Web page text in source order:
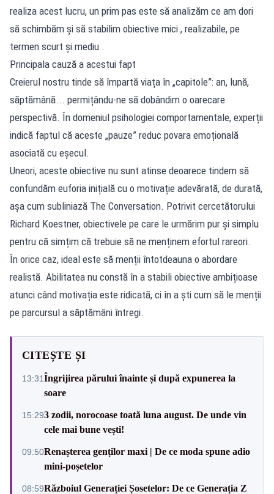
realiza acest lucru, un prim pas este să analizăm ce am dori
să schimbăm și să stabilim obiective mici , realizabile, pe
termen scurt și mediu .
Principala cauză a acestui fapt
Creierul nostru tinde să împartă viața în „capitole”: an, lună,
săptămână... permițându-ne să dobândim o oarecare
perspectivă. În domeniul psihologiei comportamentale, experții
indică faptul că aceste „pauze” reduc povara emoțională
asociată cu eșecul.
Uneori, aceste obiective nu sunt atinse deoarece tindem să
confundăm euforia inițială cu o motivație adevărată, de durată,
așa cum subliniază The Conversation. Potrivit cercetătorului
Richard Koestner, obiectivele pe care le urmărim pur și simplu
pentru că simțim că trebuie să ne menținem efortul rareori.
În orice caz, ideal este să menții întotdeauna o abordare
realistă. Abilitatea nu constă în a stabili obiective ambițioase
atunci când motivația este ridicată, ci în a ști cum să le menții
pe parcursul a săptămâni întregi.
CITEȘTE ȘI
13:31Îngrijirea părului înainte și după expunerea la
soare
15:293 zodii, norocoase toată luna august. De unde vin
cele mai bune vești!
09:50Renașterea genților maxi | De ce moda spune adio
mini-poșetelor
08:59Războiul Generației Șosetelor: De ce Generația Z